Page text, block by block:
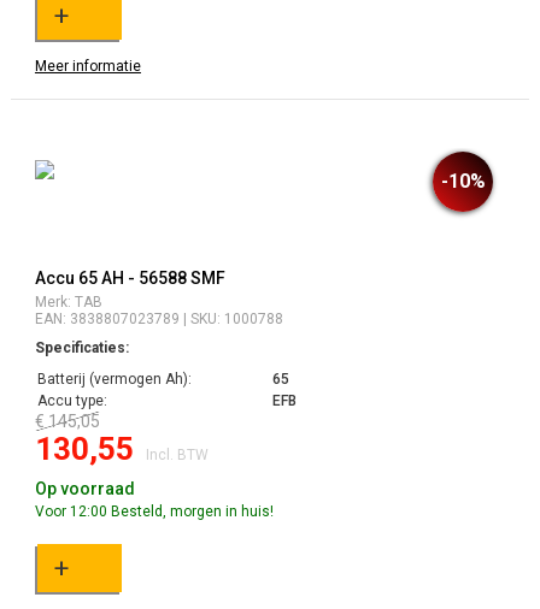
+
Meer informatie
-10%
Accu 65 AH - 56588 SMF
Merk: TAB
EAN: 3838807023789 | SKU: 1000788
Specificaties:
Batterij (vermogen Ah):
65
Accu type:
EFB
€ 145,05
130,55 Incl. BTW
Op voorraad
Voor 12:00 Besteld, morgen in huis!
+